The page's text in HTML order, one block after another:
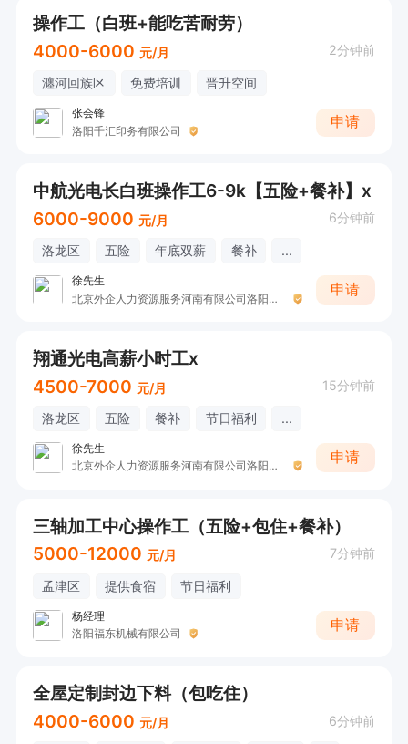
操作工（白班+能吃苦耐劳）
4000-6000 元/月 2分钟前
瀍河回族区 免费培训 晋升空间
张会锋
洛阳千汇印务有限公司
申请
中航光电长白班操作工6-9k【五险+餐补】x
6000-9000 元/月 6分钟前
洛龙区 五险 年底双薪 餐补 ...
徐先生
北京外企人力资源服务河南有限公司洛阳分公司
申请
翔通光电高薪小时工x
4500-7000 元/月 15分钟前
洛龙区 五险 餐补 节日福利 ...
徐先生
北京外企人力资源服务河南有限公司洛阳分公司
申请
三轴加工中心操作工（五险+包住+餐补）
5000-12000 元/月 7分钟前
孟津区 提供食宿 节日福利
杨经理
洛阳福东机械有限公司
申请
全屋定制封边下料（包吃住）
4000-6000 元/月 6分钟前